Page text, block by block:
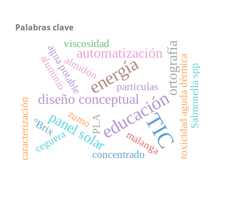
Palabras clave
TIC
energía
educación
panel solar
diseño conceptual
automatización ortografía
partículas toxicidad aguda dérmica
agua potable
caracterización Salmonella spp
malanga
PLA
almidón
aluminio
ceguera
concentrado
zumo
viscosidad
°Brix